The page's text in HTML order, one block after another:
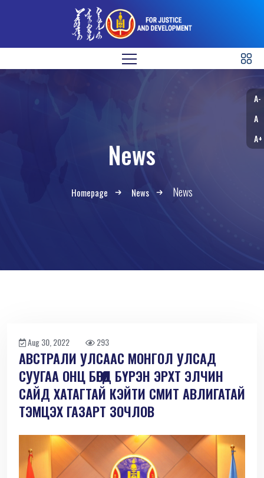
News
Homepage News News
Aug 30, 2022 293
АВСТРАЛИ УЛСААС МОНГОЛ УЛСАД
СУУГАА ОНЦ БӨГӨӨД БҮРЭН ЭРХТ ЭЛЧИН
САЙД ХАТАГТАЙ КЭЙТИ СМИТ АВЛИГАТАЙ
ТЭМЦЭХ ГАЗАРТ ЗОЧЛОВ
A-
A
A+